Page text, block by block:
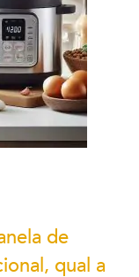
de
qual a